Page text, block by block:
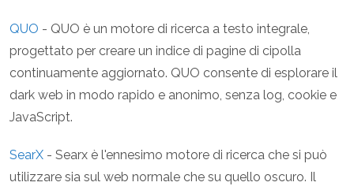
QUO - QUO è un motore di ricerca a testo integrale,
progettato per creare un indice di pagine di cipolla
continuamente aggiornato. QUO consente di esplorare il
dark web in modo rapido e anonimo, senza log, cookie e
JavaScript.
SearX - Searx è l'ennesimo motore di ricerca che si può
utilizzare sia sul web normale che su quello oscuro. Il